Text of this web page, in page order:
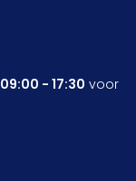
09:00 - 17:30 voor